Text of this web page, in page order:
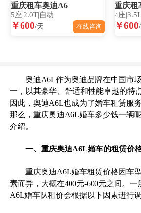
重庆租车奥迪A6
5座|2.0T|自动
￥600/天 在线咨询
重庆租
4座
￥600
奥迪A6L作为奥迪品牌在中国市场
一，以其豪华、舒适和性能卓越的特
因此，奥迪A6L也成为了婚车租赁服
那么，重庆奥迪A6L婚车多少钱一辆
介绍。
一、重庆奥迪A6L婚车的租赁价
重庆奥迪A6L婚车租赁价格因车型
素而异，大概在400元-600元之间。一
A6L婚车队租价会根据以下因素进行调